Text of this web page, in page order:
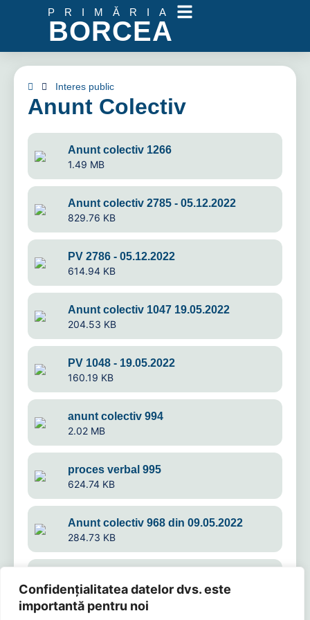
Confidențialitatea datelor dvs. este
importantă pentru noi
PRIMĂRIA
BORCEA
Interes public
Anunt Colectiv
Anunt colectiv 1266
1.49 MB
Anunt colectiv 2785 - 05.12.2022
829.76 KB
PV 2786 - 05.12.2022
614.94 KB
Anunt colectiv 1047 19.05.2022
204.53 KB
PV 1048 - 19.05.2022
160.19 KB
anunt colectiv 994
2.02 MB
proces verbal 995
624.74 KB
Anunt colectiv 968 din 09.05.2022
284.73 KB
0.99 MB